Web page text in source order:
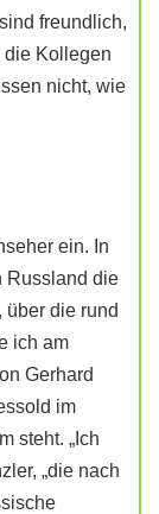
freundlich,
die Kollegen
nicht, wie
ein. In
Russland die
über die rund
ich am
Gerhard
im
steht. „Ich
„die nach